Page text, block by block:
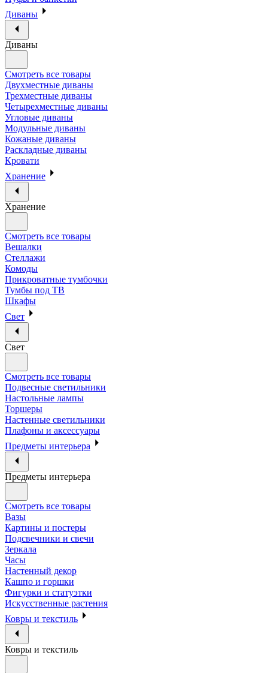
Диваны
Диваны
Смотреть все товары
Двухместные диваны
Трехместные диваны
Четырехместные диваны
Угловые диваны
Модульные диваны
Кожаные диваны
Раскладные диваны
Кровати
Хранение
Хранение
Смотреть все товары
Вешалки
Стеллажи
Комоды
Прикроватные тумбочки
Тумбы под ТВ
Шкафы
Свет
Свет
Смотреть все товары
Подвесные светильники
Настольные лампы
Торшеры
Настенные светильники
Плафоны и аксессуары
Предметы интерьера
Предметы интерьера
Смотреть все товары
Вазы
Картины и постеры
Подсвечники и свечи
Зеркала
Часы
Настенный декор
Кашпо и горшки
Фигурки и статуэтки
Искусственные растения
Ковры и текстиль
Ковры и текстиль